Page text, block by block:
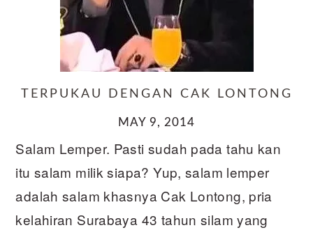
TERPUKAU DENGAN CAK LONTONG
MAY 9, 2014
Salam Lemper. Pasti sudah pada tahu kan
itu salam milik siapa? Yup, salam lemper
adalah salam khasnya Cak Lontong, pria
kelahiran Surabaya 43 tahun silam yang